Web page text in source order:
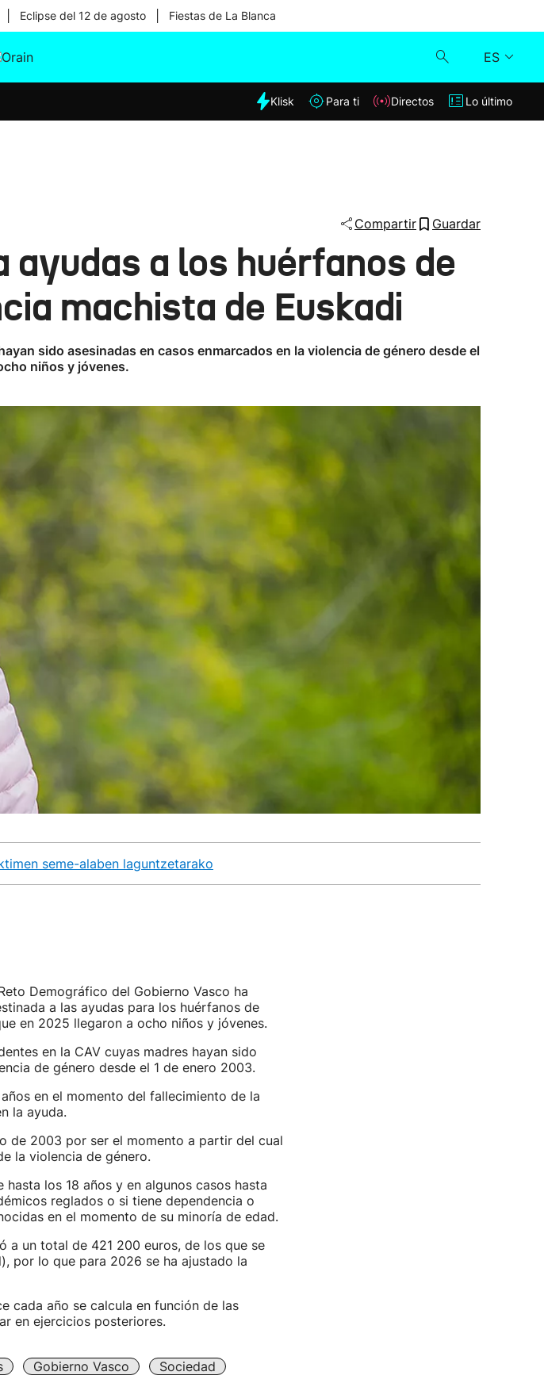
Eclipse del 12 de agosto Fiestas de La Blanca
ES
Klisk
Lo último
Klisk Para ti Directos Lo último
Compartir Guardar
a los huérfanos de
machista de Euskadi
sido asesinadas en casos enmarcados en la violencia de género desde el
niños y jóvenes.
seme-alaben laguntzetarako
Demográfico del Gobierno Vasco ha
a las ayudas para los huérfanos de
en 2025 llegaron a ocho niños y jóvenes.
en la CAV cuyas madres hayan sido
de género desde el 1 de enero 2003.
en el momento del fallecimiento de la
la ayuda.
de 2003 por ser el momento a partir del cual
la violencia de género.
los 18 años y en algunos casos hasta
reglados o si tiene dependencia o
en el momento de su minoría de edad.
a un total de 421 200 euros, de los que se
por lo que para 2026 se ha ajustado la
cada año se calcula en función de las
en ejercicios posteriores.
Gobierno Vasco Sociedad